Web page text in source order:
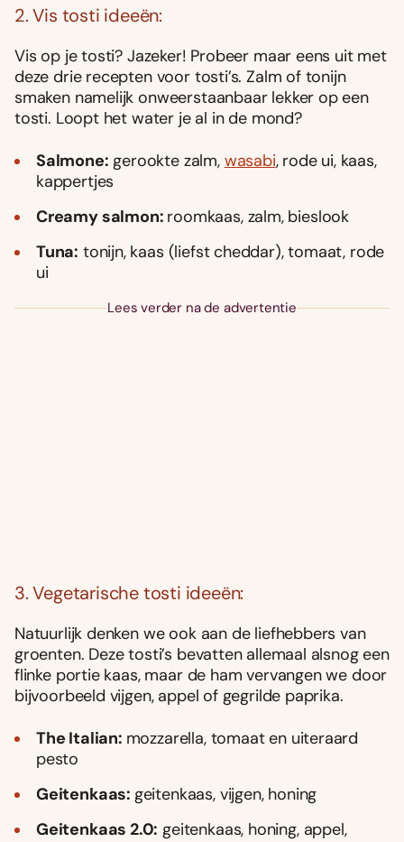
2. Vis tosti ideeën:
Vis op je tosti? Jazeker! Probeer maar eens uit met
deze drie recepten voor tosti’s. Zalm of tonijn
smaken namelijk onweerstaanbaar lekker op een
tosti. Loopt het water je al in de mond?
Salmone: gerookte zalm, wasabi, rode ui, kaas,
kappertjes
Creamy salmon: roomkaas, zalm, bieslook
Tuna: tonijn, kaas (liefst cheddar), tomaat, rode
ui
Lees verder na de advertentie
3. Vegetarische tosti ideeën:
Natuurlijk denken we ook aan de liefhebbers van
groenten. Deze tosti’s bevatten allemaal alsnog een
flinke portie kaas, maar de ham vervangen we door
bijvoorbeeld vijgen, appel of gegrilde paprika.
The Italian: mozzarella, tomaat en uiteraard
pesto
Geitenkaas: geitenkaas, vijgen, honing
Geitenkaas 2.0: geitenkaas, honing, appel,